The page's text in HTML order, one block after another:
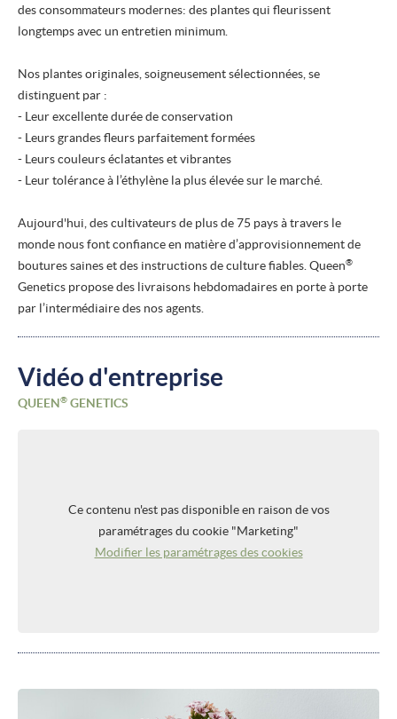
des consommateurs modernes: des plantes qui fleurissent
longtemps avec un entretien minimum.
Nos plantes originales, soigneusement sélectionnées, se
distinguent par :
- Leur excellente durée de conservation
- Leurs grandes fleurs parfaitement formées
- Leurs couleurs éclatantes et vibrantes
- Leur tolérance à l’éthylène la plus élevée sur le marché.
Aujourd'hui, des cultivateurs de plus de 75 pays à travers le
monde nous font confiance en matière d’approvisionnement de
boutures saines et des instructions de culture fiables. Queen®
Genetics propose des livraisons hebdomadaires en porte à porte
par l’intermédiaire des nos agents.
Vidéo d'entreprise
QUEEN® GENETICS
Ce contenu n'est pas disponible en raison de vos
paramétrages du cookie "Marketing"
Modifier les paramétrages des cookies